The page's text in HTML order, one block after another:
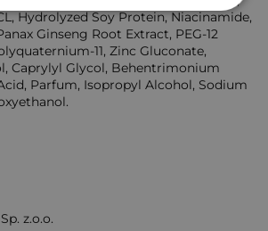
Hydrolyzed Soy Protein, Niacinamide,
Ginseng Root Extract, PEG-12
11, Zinc Gluconate,
Caprylyl Glycol, Behentrimonium
Parfum, Isopropyl Alcohol, Sodium
z.o.o.